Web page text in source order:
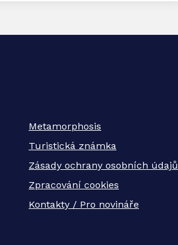
Metamorphosis
Turistická známka
Zásady ochrany osobních údajů
Zpracování cookies
Kontakty / Pro novináře